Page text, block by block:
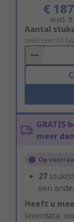
€
(excl.
Add
to
Basket
Aantal stuks
selecteer of
GRATIS
meer
Op
27
een
Heeft u
leverdata'